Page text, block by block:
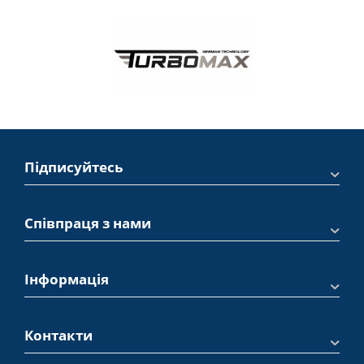
SPRAY або SOLL Spray Putty підходять для швидкого
нанесення на великі поверхні.
Підготуйте поверхню
: Очистіть кузов від бруду, іржі та
старої фарби за допомогою антисилікону та наждачного
Змішайте шпаклівку
пропорціях, зазначених виробником (зазвичай 2–3% від
нанесення тонкими шарами. Для розпилювальних
шпаклівок використовуйте пульверизатор.
для затвердіння, залежно від температури та типу
продукту.
Підписуйтесь
Співпраця з нами
Інформація
Контакти